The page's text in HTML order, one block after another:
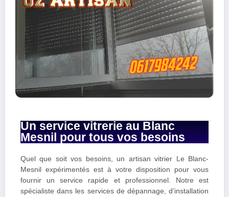
Un service vitrerie au Blanc
Mesnil pour tous vos besoins
Quel que soit vos besoins, un artisan vitrier Le Blanc-
Mesnil expérimentés est à votre disposition pour vous
fournir un service rapide et professionnel. Notre est
spécialiste dans les services de dépannage, d’installation